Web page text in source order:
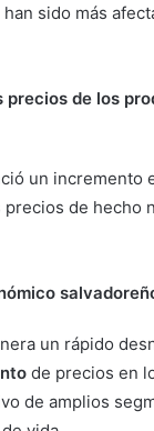
sido más
de los
un incremento
de hecho
un rápido
de precios en
de amplios